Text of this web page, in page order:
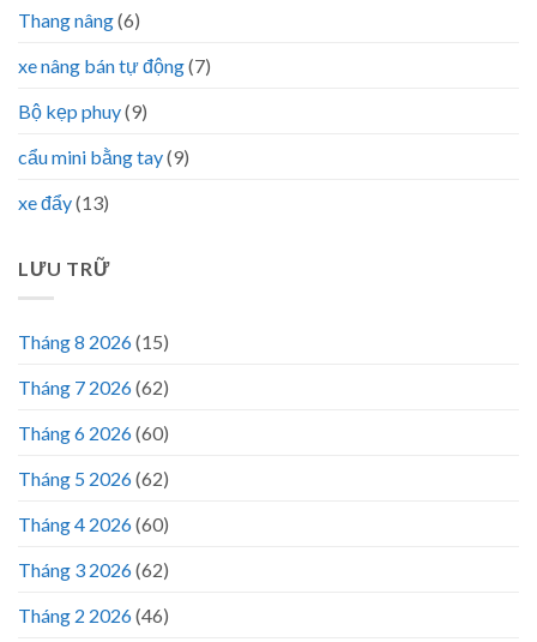
Thang nâng(6)
xe nâng bán tự động(7)
Bộ kẹp phuy(9)
cẩu mini bằng tay(9)
xe đẩy(13)
LƯU TRỮ
Tháng 8 2026(15)
Tháng 7 2026(62)
Tháng 6 2026(60)
Tháng 5 2026(62)
Tháng 4 2026(60)
Tháng 3 2026(62)
Tháng 2 2026(46)